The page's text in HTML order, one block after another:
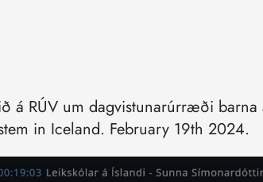
á RÚV um dagvistunarúrræði
in Iceland. February 19th 2024.